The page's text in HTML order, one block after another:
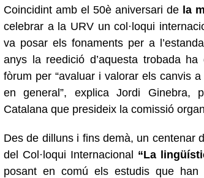
Coincidint amb el 50è aniversari de la
celebrar a la URV un col·loqui
va posar els fonaments per a
anys la reedició d’aquesta trobada
fòrum per “avaluar i valorar els canvis
en general”, explica Jordi Ginebra,
Catalana que presideix la comissió
Des de dilluns i fins demà, un centenar
del Col·loqui Internacional “La
posant en comú els estudis que